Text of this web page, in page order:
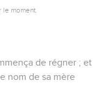
moment.
de régner ; et
nom de sa mère